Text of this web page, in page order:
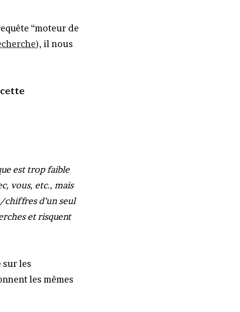
“moteur de
), il nous
est trop faible
vous, etc., mais
chiffres d’un seul
et risquent
sur les
les mêmes